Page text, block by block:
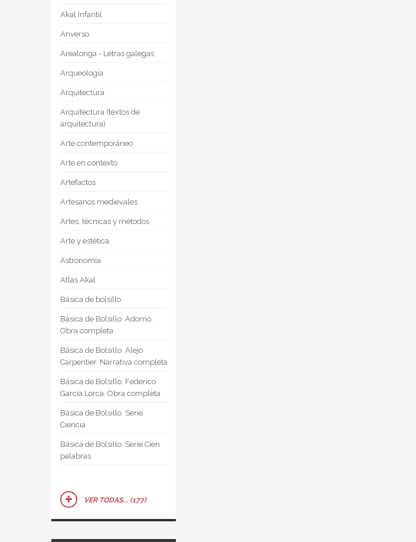
Akal Infantil
Anverso
Arealonga - Letras galegas
Arqueología
Arquitectura
Arquitectura (textos de
arquitectura)
Arte contemporáneo
Arte en contexto
Artefactos
Artesanos medievales
Artes, técnicas y métodos
Arte y estética
Astronomía
Atlas Akal
Básica de bolsillo
Básica de Bolsillo  Adorno.
Obra completa
Básica de Bolsillo  Alejo
Carpentier. Narrativa completa
Básica de Bolsillo  Federico
García Lorca. Obra completa
Básica de Bolsillo  Serie
Ciencia
Básica de Bolsillo  Serie Cien
palabras
VER TODAS... (177)